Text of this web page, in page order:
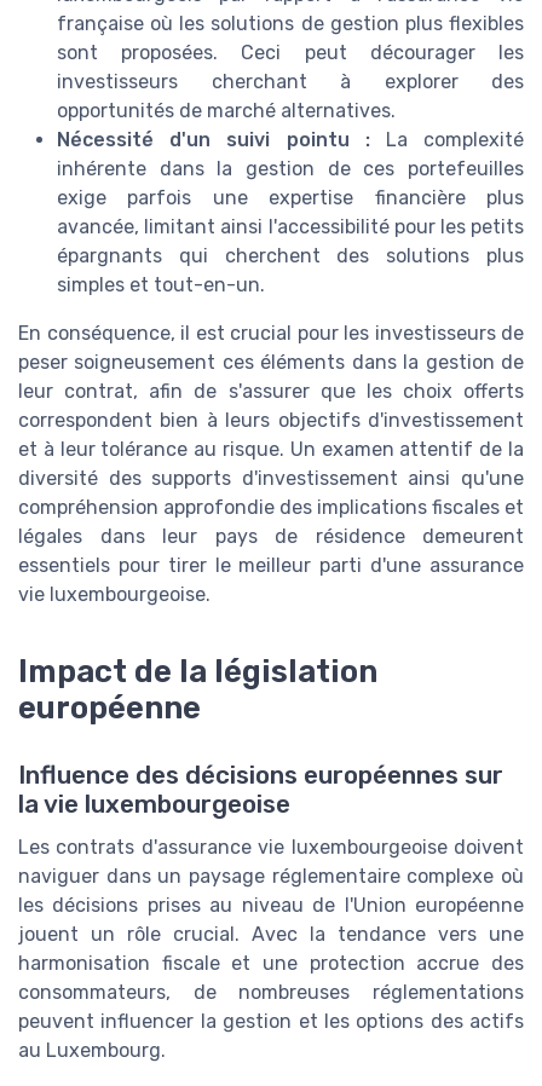
française où les solutions de gestion plus flexibles
sont proposées. Ceci peut décourager les
investisseurs cherchant à explorer des
opportunités de marché alternatives.
Nécessité d'un suivi pointu :
La complexité
inhérente dans la gestion de ces portefeuilles
exige parfois une expertise financière plus
avancée, limitant ainsi l'accessibilité pour les petits
épargnants qui cherchent des solutions plus
simples et tout-en-un.
En conséquence, il est crucial pour les investisseurs de
peser soigneusement ces éléments dans la gestion de
leur contrat, afin de s'assurer que les choix offerts
correspondent bien à leurs objectifs d'investissement
et à leur tolérance au risque. Un examen attentif de la
diversité des supports d'investissement ainsi qu'une
compréhension approfondie des implications fiscales et
légales dans leur pays de résidence demeurent
essentiels pour tirer le meilleur parti d'une assurance
vie luxembourgeoise.
Impact de la législation
européenne
Influence des décisions européennes sur
la vie luxembourgeoise
Les contrats d'assurance vie luxembourgeoise doivent
naviguer dans un paysage réglementaire complexe où
les décisions prises au niveau de l'Union européenne
jouent un rôle crucial. Avec la tendance vers une
harmonisation fiscale et une protection accrue des
consommateurs, de nombreuses réglementations
peuvent influencer la gestion et les options des actifs
au Luxembourg.